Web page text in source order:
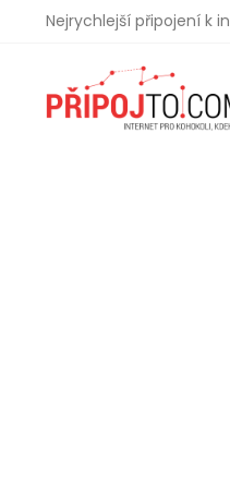
Nejrychlejší připojení k